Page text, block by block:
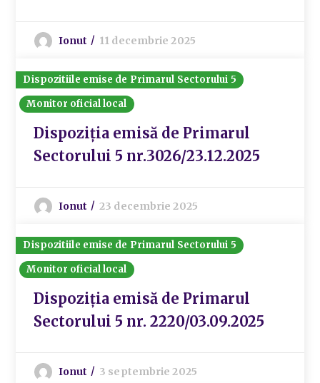
Ionut 11 decembrie 2025
Dispozitiile emise de Primarul Sectorului 5
Monitor oficial local
Dispoziția emisă de Primarul
Sectorului 5 nr.3026/23.12.2025
Ionut 23 decembrie 2025
Dispozitiile emise de Primarul Sectorului 5
Monitor oficial local
Dispoziția emisă de Primarul
Sectorului 5 nr. 2220/03.09.2025
Ionut 3 septembrie 2025